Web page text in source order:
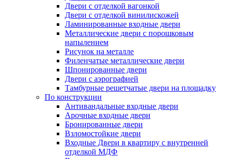
Двери с отделкой вагонкой
Двери с отделкой винилискожей
Ламинированные входные двери
Металлические двери с порошковым
напылением
Рисунок на металле
Филенчатые металлические двери
Шпонированные двери
Двери с аэрографией
Тамбурные решетчатые двери на площадку
По конструкции
Антивандальные входные двери
Арочные входные двери
Бронированные двери
Взломостойкие двери
Входные Двери в квартиру с внутренней
отделкой МДФ